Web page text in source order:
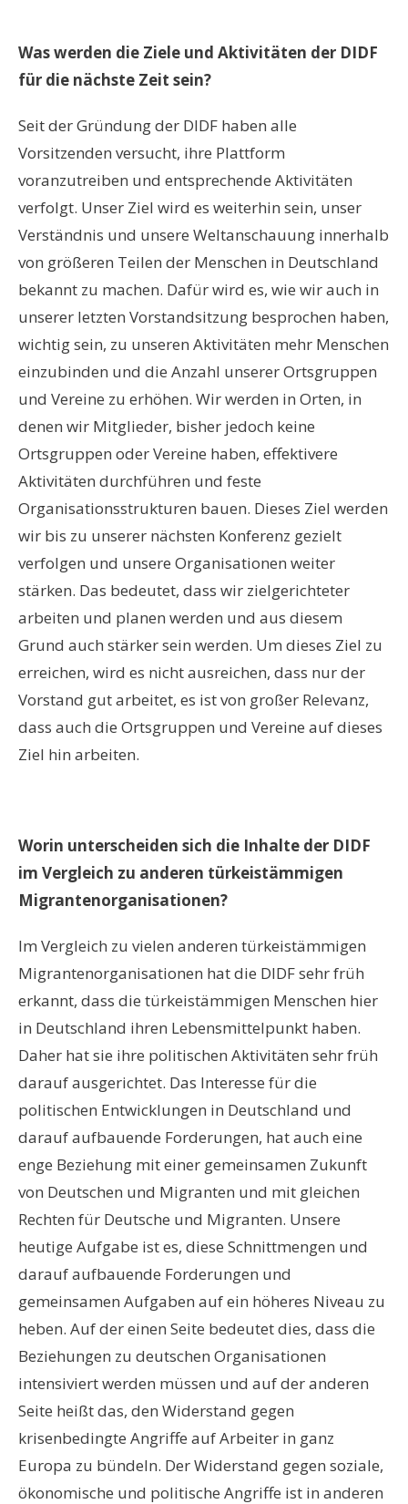
Was werden die Ziele und Aktivitäten der DIDF
für die nächste Zeit sein?
Seit der Gründung der DIDF haben alle
Vorsitzenden versucht, ihre Plattform
voranzutreiben und entsprechende Aktivitäten
verfolgt. Unser Ziel wird es weiterhin sein, unser
Verständnis und unsere Weltanschauung innerhalb
von größeren Teilen der Menschen in Deutschland
bekannt zu machen. Dafür wird es, wie wir auch in
unserer letzten Vorstandsitzung besprochen haben,
wichtig sein, zu unseren Aktivitäten mehr Menschen
einzubinden und die Anzahl unserer Ortsgruppen
und Vereine zu erhöhen. Wir werden in Orten, in
denen wir Mitglieder, bisher jedoch keine
Ortsgruppen oder Vereine haben, effektivere
Aktivitäten durchführen und feste
Organisationsstrukturen bauen. Dieses Ziel werden
wir bis zu unserer nächsten Konferenz gezielt
verfolgen und unsere Organisationen weiter
stärken. Das bedeutet, dass wir zielgerichteter
arbeiten und planen werden und aus diesem
Grund auch stärker sein werden. Um dieses Ziel zu
erreichen, wird es nicht ausreichen, dass nur der
Vorstand gut arbeitet, es ist von großer Relevanz,
dass auch die Ortsgruppen und Vereine auf dieses
Ziel hin arbeiten.
Worin unterscheiden sich die Inhalte der DIDF
im Vergleich zu anderen türkeistämmigen
Migrantenorganisationen?
Im Vergleich zu vielen anderen türkeistämmigen
Migrantenorganisationen hat die DIDF sehr früh
erkannt, dass die türkeistämmigen Menschen hier
in Deutschland ihren Lebensmittelpunkt haben.
Daher hat sie ihre politischen Aktivitäten sehr früh
darauf ausgerichtet. Das Interesse für die
politischen Entwicklungen in Deutschland und
darauf aufbauende Forderungen, hat auch eine
enge Beziehung mit einer gemeinsamen Zukunft
von Deutschen und Migranten und mit gleichen
Rechten für Deutsche und Migranten. Unsere
heutige Aufgabe ist es, diese Schnittmengen und
darauf aufbauende Forderungen und
gemeinsamen Aufgaben auf ein höheres Niveau zu
heben. Auf der einen Seite bedeutet dies, dass die
Beziehungen zu deutschen Organisationen
intensiviert werden müssen und auf der anderen
Seite heißt das, den Widerstand gegen
krisenbedingte Angriffe auf Arbeiter in ganz
Europa zu bündeln. Der Widerstand gegen soziale,
ökonomische und politische Angriffe ist in anderen